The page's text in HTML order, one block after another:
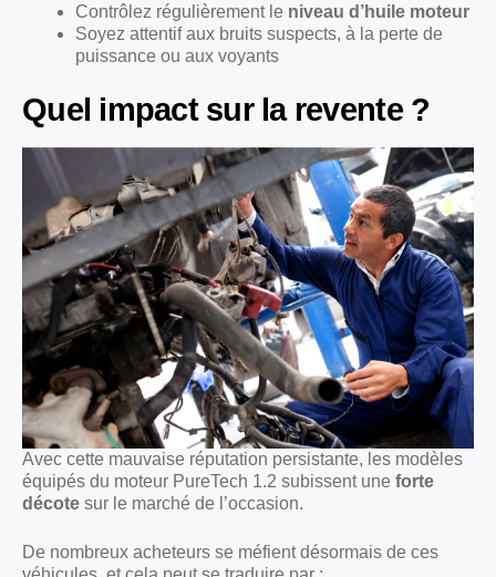
Contrôlez régulièrement le niveau d’huile moteur
Soyez attentif aux bruits suspects, à la perte de
puissance ou aux voyants
Quel impact sur la revente ?
Avec cette mauvaise réputation persistante, les modèles
équipés du moteur PureTech 1.2 subissent une forte
décote sur le marché de l’occasion.
De nombreux acheteurs se méfient désormais de ces